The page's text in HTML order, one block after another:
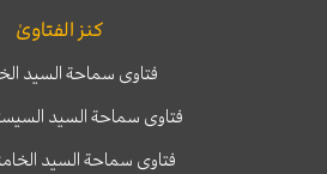
كنز الفتاوىٰ
فتاوى سماحة السيد
فتاوى سماحة السيد
فتاوى سماحة السيد